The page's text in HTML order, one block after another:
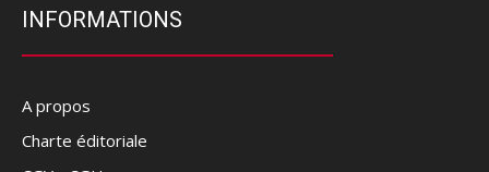
INFORMATIONS
A propos
Charte éditoriale